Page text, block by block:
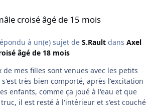
croisé âgé de 15 mois
à un(e) sujet de S.Raultdans Axel
âgé de 18 mois
de mes filles sont venues avec les petits
très bien comporté, après l'excitation
enfants, comme ça joué à l'eau et que
truc, il est resté à l'intérieur et s'est couché